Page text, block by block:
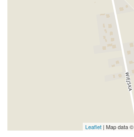
Leaflet | Map data ©